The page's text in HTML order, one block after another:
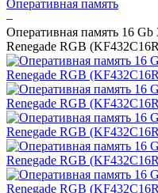
Оперативная память
–
Оперативная память 16
Renegade RGB